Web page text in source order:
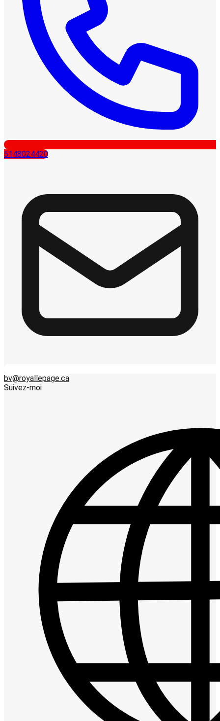
5148024420
bv@royallepage.ca
Suivez-moi